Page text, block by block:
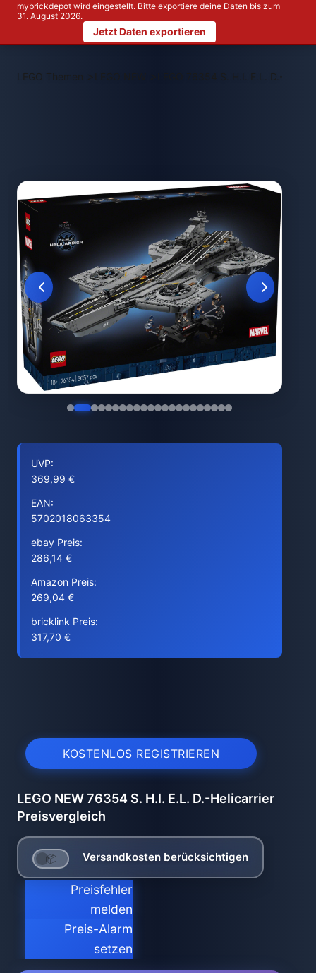
mybrickdepot wird eingestellt. Bitte exportiere deine Daten bis zum
31. August 2026.
Jetzt Daten exportieren
LEGO Themen > LEGO 76354 S. H.I. E.L. D.-
UVP:
369,99 €
EAN:
5702018063354
ebay Preis:
286,14 €
Amazon Preis:
269,04 €
bricklink Preis:
317,70 €
KOSTENLOS REGISTRIEREN
LEGO NEW 76354 S. H.I. E.L. D.-Helicarrier
Preisvergleich
Versandkosten berücksichtigen
Preisfehler
melden
Preis-Alarm
setzen